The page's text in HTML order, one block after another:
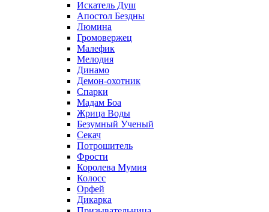
Искатель Душ
Апостол Бездны
Люмина
Громовержец
Малефик
Мелодия
Динамо
Демон-охотник
Спарки
Мадам Боа
Жрица Воды
Безумный Ученый
Секач
Потрошитель
Фрости
Королева Мумия
Колосс
Орфей
Дикарка